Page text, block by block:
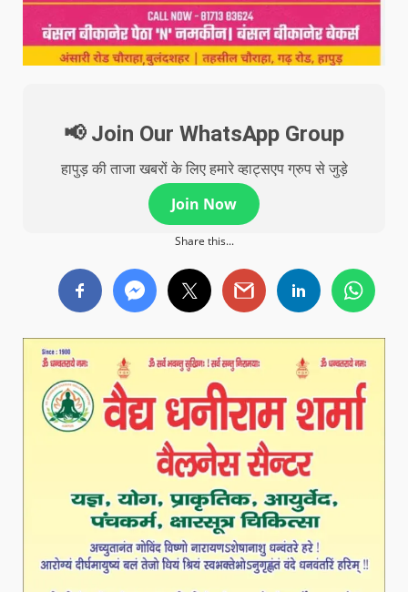
📢 Join Our WhatsApp Group
हापुड़ की ताजा खबरों के लिए हमारे व्हाट्सएप ग्रुप से जुड़े
Join Now
Share this...